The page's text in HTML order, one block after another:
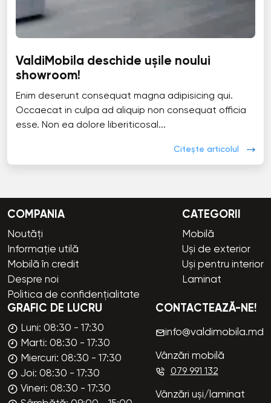
ValdiMobila deschide ușile noului
showroom!
Enim deserunt consequat magna adipisicing qui.
Occaecat in culpa ad aliquip non consequat officia
esse. Non ea dolore liberiticosal...
Citește articolul
COMPANIA
Noutăți
Informație utilă
Mobilă în credit
Despre noi
Politica de confidențialitate
CATEGORII
Mobilă
Uși de exterior
Uși pentru interior
Laminat
GRAFIC DE LUCRU
Luni: 08:30 - 17:30
Marti: 08:30 - 17:30
Miercuri: 08:30 - 17:30
Joi: 08:30 - 17:30
Vineri: 08:30 - 17:30
CONTACTEAZĂ-NE!
info@valdimobila.md
Vânzări mobilă
079 991 132
Vânzări uși/laminat